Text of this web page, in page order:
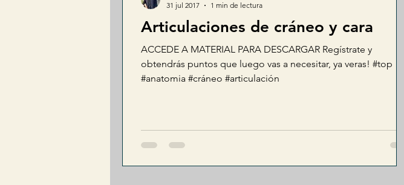
Articulaciones de cráneo y cara
ACCEDE A MATERIAL PARA DESCARGAR Regístrate y
obtendrás puntos que luego vas a necesitar, ya veras! #top
#anatomia #cráneo #articulación
31 jul 2017
1 min de lectura